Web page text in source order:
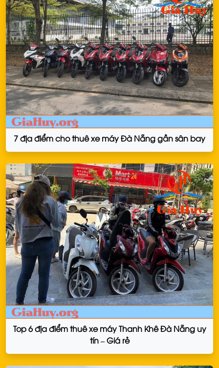
7 địa điểm cho thuê xe máy Đà Nẵng gần sân bay
Top 6 địa điểm thuê xe máy Thanh Khê Đà Nẵng uy
tín – Giá rẻ